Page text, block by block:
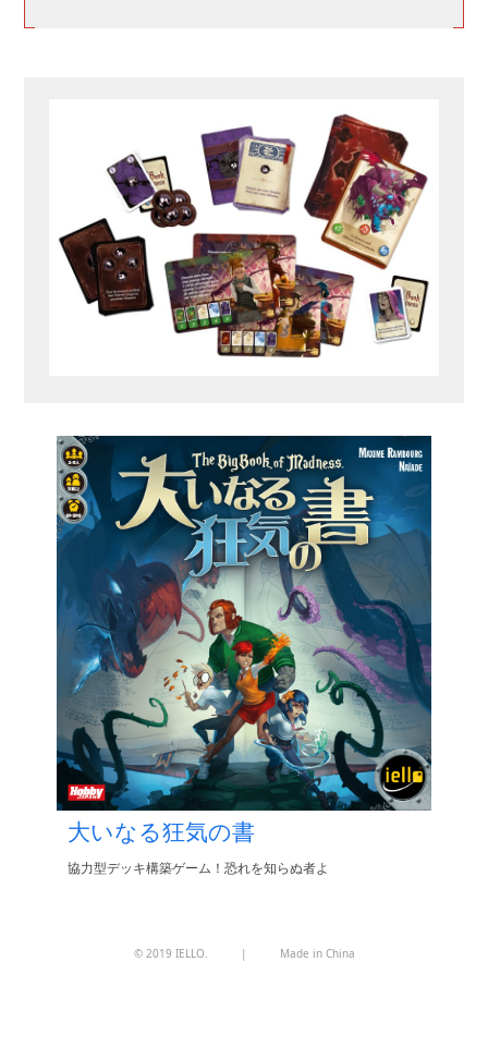
大いなる狂気の書
協力型デッキ構築ゲーム！恐れを知らぬ者よ
© 2019 IELLO. | Made in China